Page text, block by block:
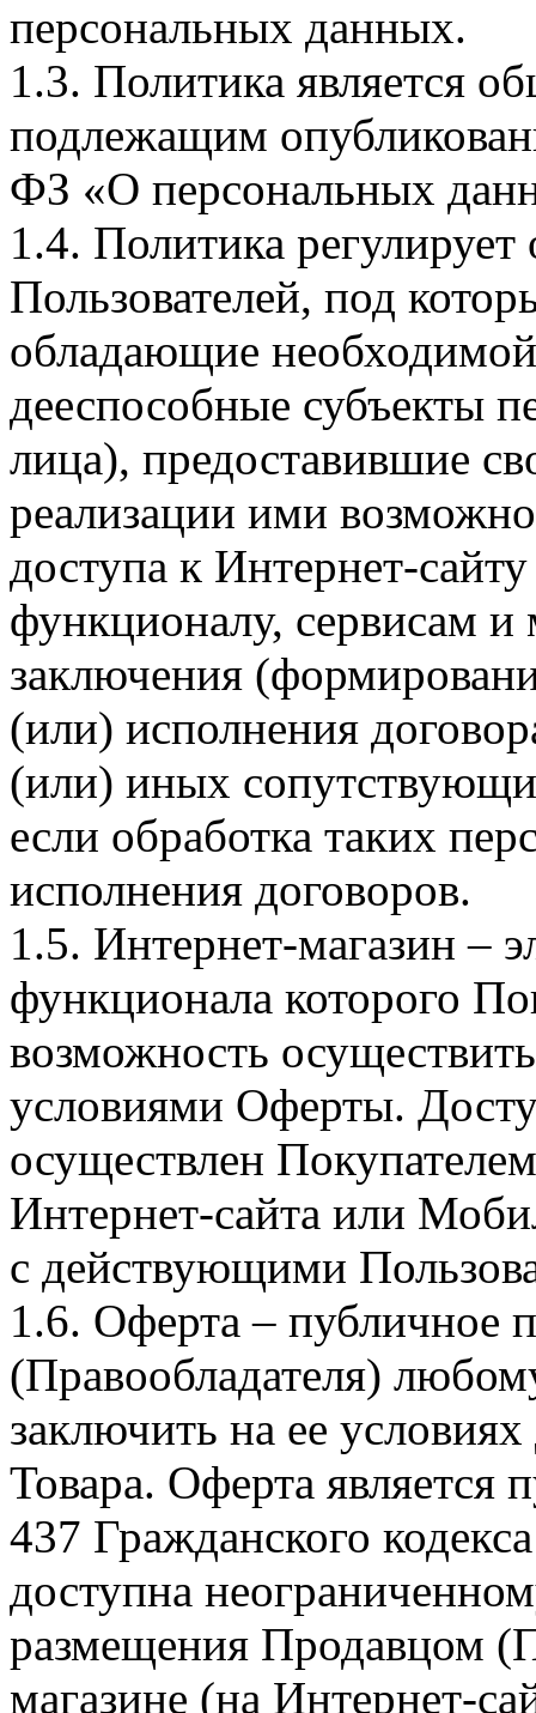
персональных данных.
1.3. Политика является
подлежащим
ФЗ «О персональных
1.4. Политика
Пользователей, под
обладающие
дееспособные субъекты
лица), предоставившие
реализации ими
доступа к Интернет-
функционалу, сервисам и
заключения
(или) исполнения
(или) иных
если обработка таких
исполнения договоров.
1.5. Интернет-магазин –
функционала которого
возможность
условиями Оферты.
осуществлен
Интернет-сайта или
с действующими
1.6. Оферта – публичное
(Правообладателя)
заключить на ее
Товара. Оферта является
437 Гражданского
доступна
размещения Продавцом
магазине (на Интернет-